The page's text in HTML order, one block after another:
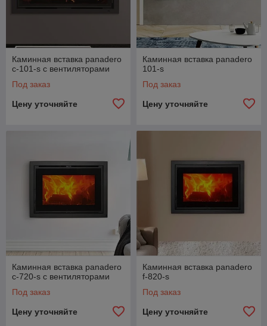
Каминная вставка panadero
c-101-s с вентиляторами
Под заказ
Цену уточняйте
Каминная вставка panadero
101-s
Под заказ
Цену уточняйте
Каминная вставка panadero
c-720-s с вентиляторами
Под заказ
Цену уточняйте
Каминная вставка panadero
f-820-s
Под заказ
Цену уточняйте